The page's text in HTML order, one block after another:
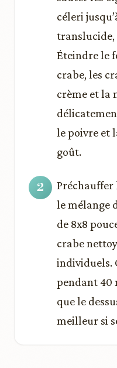
céleri
translucide,
Éteindre le
crabe, les
crème et la
le poivre et
goût.
Préchauffer
le mélange
de 8x8
crabe
individuels.
pendant 40
que le
meilleur si